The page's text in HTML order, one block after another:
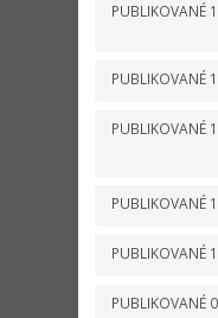
PUBLIKOVANÉ
PUBLIKOVANÉ
PUBLIKOVANÉ
PUBLIKOVANÉ
PUBLIKOVANÉ
PUBLIKOVANÉ